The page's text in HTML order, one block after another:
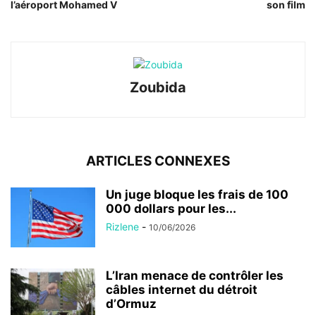
l’aéroport Mohamed V
son film
Zoubida
ARTICLES CONNEXES
Un juge bloque les frais de 100
000 dollars pour les...
Rizlene - 10/06/2026
L’Iran menace de contrôler les
câbles internet du détroit
d’Ormuz